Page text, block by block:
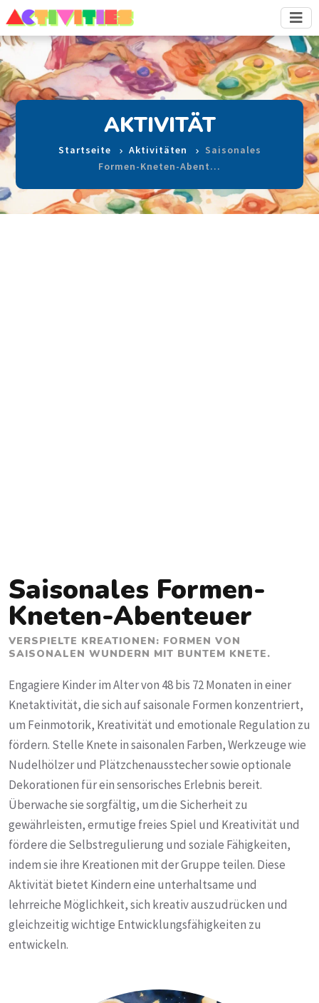
AKTIVITÄT
Startseite Aktivitäten
Saisonales
Formen-Kneten-Abent…
Saisonales Formen-
Kneten-Abenteuer
VERSPIELTE KREATIONEN: FORMEN VON
SAISONALEN WUNDERN MIT BUNTEM KNETE.
Engagiere Kinder im Alter von 48 bis 72 Monaten in einer
Knetaktivität, die sich auf saisonale Formen konzentriert,
um Feinmotorik, Kreativität und emotionale Regulation zu
fördern. Stelle Knete in saisonalen Farben, Werkzeuge wie
Nudelhölzer und Plätzchenausstecher sowie optionale
Dekorationen für ein sensorisches Erlebnis bereit.
Überwache sie sorgfältig, um die Sicherheit zu
gewährleisten, ermutige freies Spiel und Kreativität und
fördere die Selbstregulierung und soziale Fähigkeiten,
indem sie ihre Kreationen mit der Gruppe teilen. Diese
Aktivität bietet Kindern eine unterhaltsame und
lehrreiche Möglichkeit, sich kreativ auszudrücken und
gleichzeitig wichtige Entwicklungsfähigkeiten zu
entwickeln.